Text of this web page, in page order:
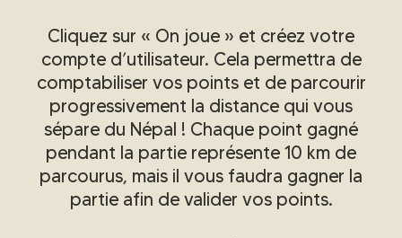
Cliquez sur « On joue » et créez votre
compte d’utilisateur. Cela permettra de
comptabiliser vos points et de parcourir
progressivement la distance qui vous
sépare du Népal ! Chaque point gagné
pendant la partie représente 10 km de
parcourus, mais il vous faudra gagner la
partie afin de valider vos points.